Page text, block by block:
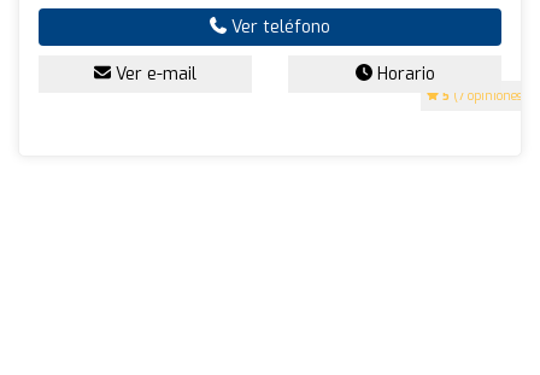
5 (7 opiniones)
Ver teléfono
Ver e-mail Horario